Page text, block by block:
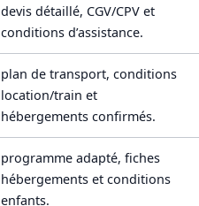
devis détaillé, CGV/CPV et
conditions d’assistance.
plan de transport, conditions
location/train et
hébergements confirmés.
programme adapté, fiches
hébergements et conditions
enfants.